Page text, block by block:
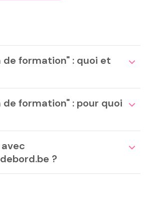
de formation" : quoi et
de formation" : pour quoi
?